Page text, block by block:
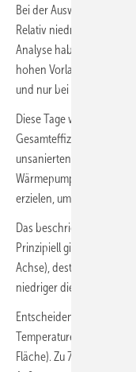
Bei der Auswertung der
Relativ niedrige mittlere
Analyse haben sich zwar
hohen
und nur bei einigen
Diese Tage waren
Gesamteffizienz der
unsanierten
Wärmepumpen eine
erzielen, um eine
Das beschriebene
Prinzipiell gilt: Je tiefer
Achse), desto höher die
niedriger die Effizienz der
Entscheidend für die
Temperaturen) der
Fläche). Zu 75 bis 90 %